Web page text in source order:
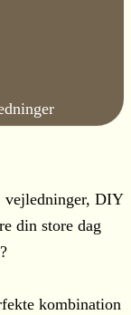
vejledninger, DIY
din store dag
kombination